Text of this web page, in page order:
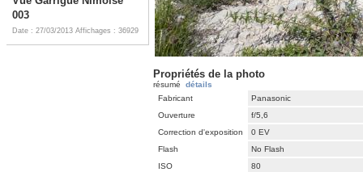
003
Date : 27/03/2013 Affichages : 36929
Propriétés de la photo
résumé détails
Fabricant
Panasonic
Ouverture
f/5,6
Correction d'exposition
0 EV
Flash
No Flash
ISO
80